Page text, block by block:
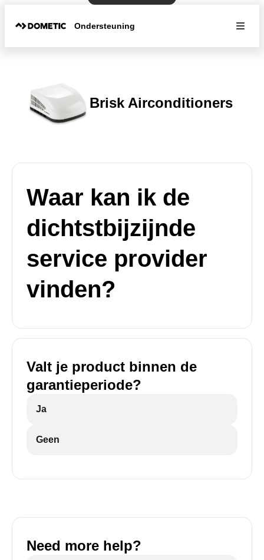
Ondersteuning
Brisk Airconditioners
Waar kan ik de
dichtstbijzijnde
service provider
vinden?
Valt je product binnen de
garantieperiode?
Ja
Geen
Need more help?